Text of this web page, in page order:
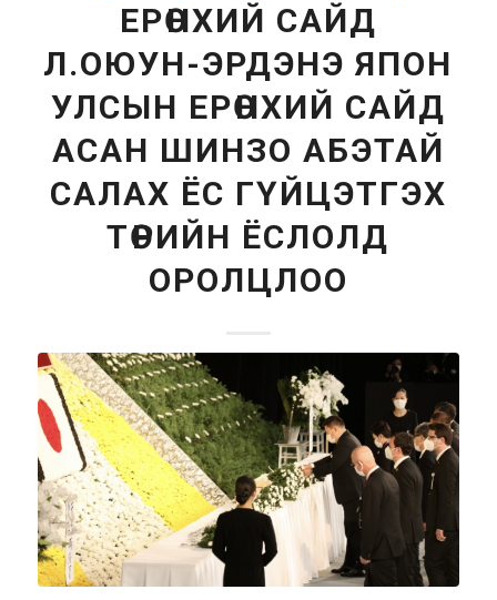
ЕРӨНХИЙ САЙД
Л.ОЮУН-ЭРДЭНЭ ЯПОН
УЛСЫН ЕРӨНХИЙ САЙД
АСАН ШИНЗО АБЭТАЙ
САЛАХ ЁС ГҮЙЦЭТГЭХ
ТӨРИЙН ЁСЛОЛД
ОРОЛЦЛОО